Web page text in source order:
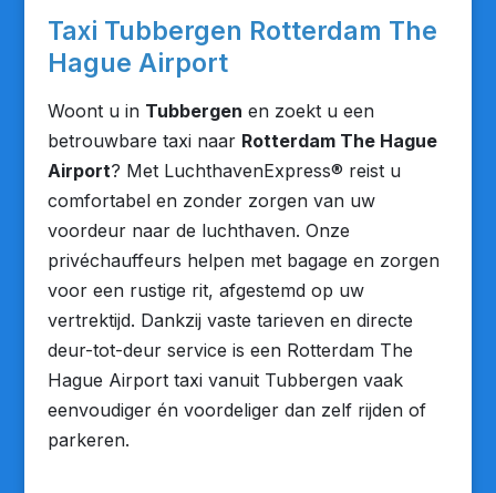
Taxi Tubbergen Rotterdam The
Hague Airport
Woont u in Tubbergen en zoekt u een
betrouwbare taxi naar Rotterdam The Hague
Airport? Met LuchthavenExpress® reist u
comfortabel en zonder zorgen van uw
voordeur naar de luchthaven. Onze
privéchauffeurs helpen met bagage en zorgen
voor een rustige rit, afgestemd op uw
vertrektijd. Dankzij vaste tarieven en directe
deur-tot-deur service is een Rotterdam The
Hague Airport taxi vanuit Tubbergen vaak
eenvoudiger én voordeliger dan zelf rijden of
parkeren.